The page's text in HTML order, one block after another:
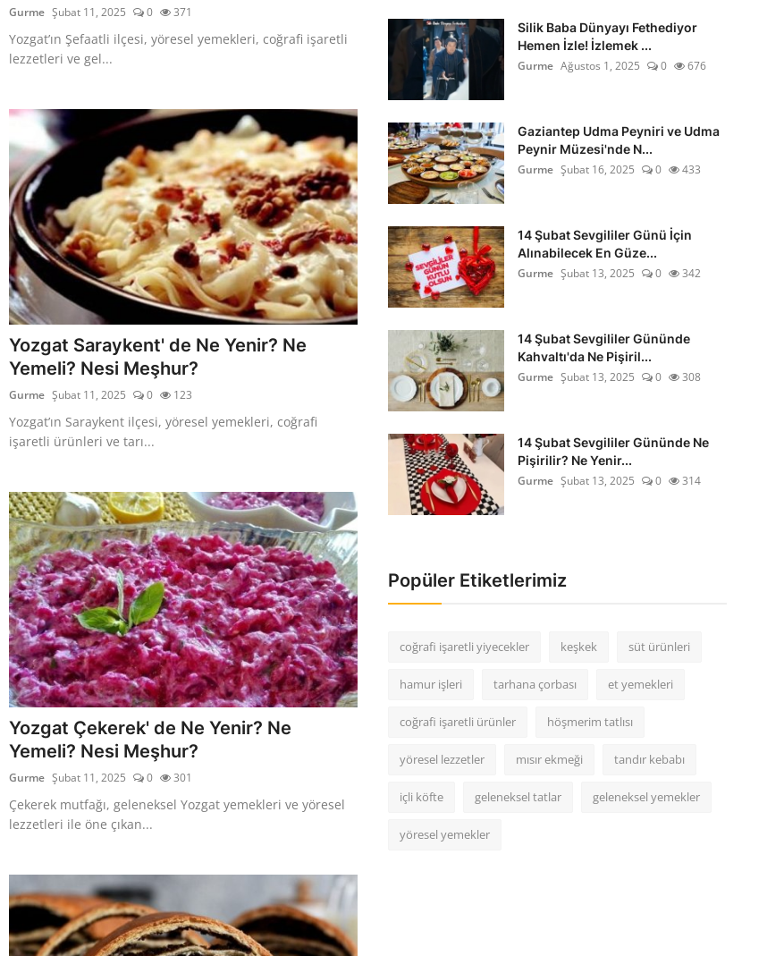
Gurme Şubat 11, 2025 0 371
Yozgat’ın Şefaatli ilçesi, yöresel yemekleri, coğrafi işaretli
lezzetleri ve gel...
Yozgat Saraykent' de Ne Yenir? Ne
Yemeli? Nesi Meşhur?
Gurme Şubat 11, 2025 0 123
Yozgat’ın Saraykent ilçesi, yöresel yemekleri, coğrafi
işaretli ürünleri ve tarı...
Yozgat Çekerek' de Ne Yenir? Ne
Yemeli? Nesi Meşhur?
Gurme Şubat 11, 2025 0 301
Çekerek mutfağı, geleneksel Yozgat yemekleri ve yöresel
lezzetleri ile öne çıkan...
Silik Baba Dünyayı Fethediyor
Hemen İzle! İzlemek ...
Gurme Ağustos 1, 2025 0 676
Gaziantep Udma Peyniri ve Udma
Peynir Müzesi'nde N...
Gurme Şubat 16, 2025 0 433
14 Şubat Sevgililer Günü İçin
Alınabilecek En Güze...
Gurme Şubat 13, 2025 0 342
14 Şubat Sevgililer Gününde
Kahvaltı'da Ne Pişiril...
Gurme Şubat 13, 2025 0 308
14 Şubat Sevgililer Gününde Ne
Pişirilir? Ne Yenir...
Gurme Şubat 13, 2025 0 314
Popüler Etiketlerimiz
coğrafi işaretli yiyecekler keşkek süt ürünleri
hamur işleri tarhana çorbası et yemekleri
coğrafi işaretli ürünler höşmerim tatlısı
yöresel lezzetler mısır ekmeği tandır kebabı
içli köfte geleneksel tatlar geleneksel yemekler
yöresel yemekler